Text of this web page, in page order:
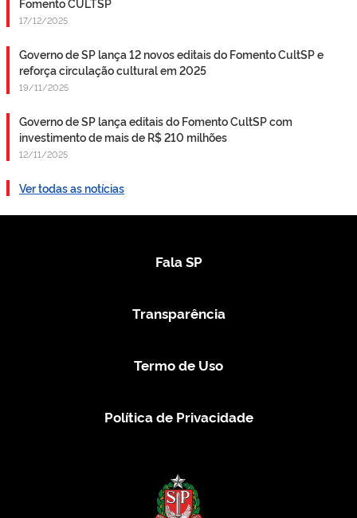
17/12/2025
Governo de SP lança 12 novos editais do Fomento CultSP e
reforça circulação cultural em 2025
19/11/2025
Governo de SP lança editais do Fomento CultSP com
investimento de mais de R$ 210 milhões
12/11/2025
Ver todas as notícias
Fala SP
Transparência
Termo de Uso
Política de Privacidade